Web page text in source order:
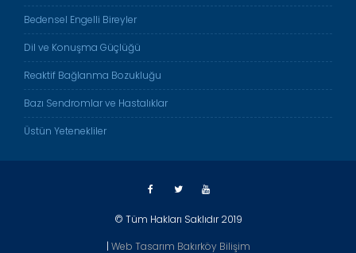
Bedensel Engelli Bireyler
Dil ve Konuşma Güçlüğü
Reaktif Bağlanma Bozukluğu
Bazı Sendromlar ve Hastalıklar
Üstün Yetenekliler
© Tüm Hakları Saklıdır 2019
Web Tasarım Bakırköy Bilişim